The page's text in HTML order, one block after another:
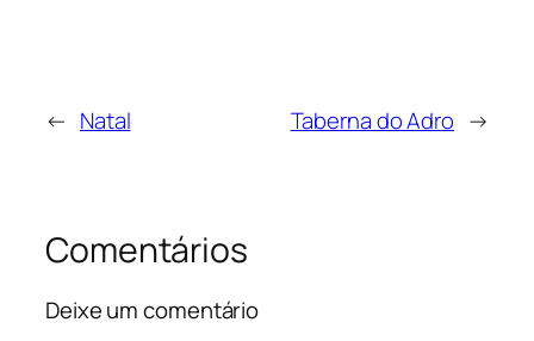
← Natal Taberna do Adro →
Comentários
Deixe um comentário